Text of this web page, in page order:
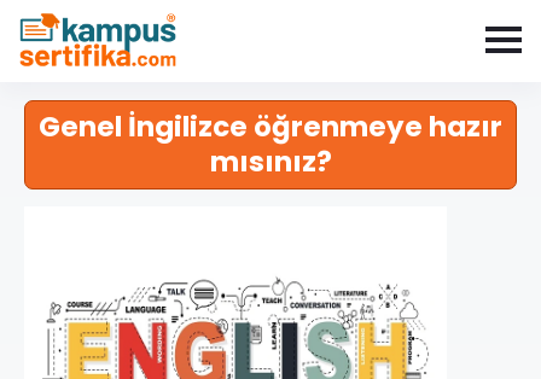
Genel İngilizce öğrenmeye hazır
mısınız?